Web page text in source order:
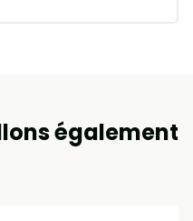
également